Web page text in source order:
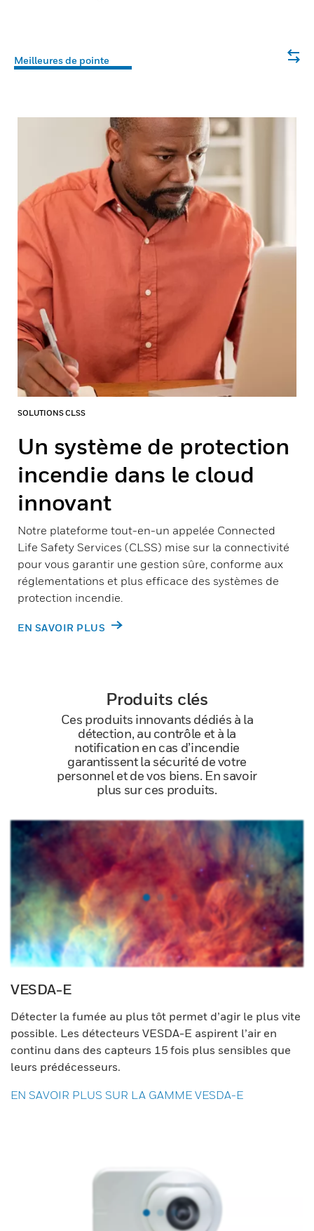
Meilleures de pointe
SOLUTIONS CLSS
Un système de protection
incendie dans le cloud
innovant
Notre plateforme tout-en-un appelée Connected
Life Safety Services (CLSS) mise sur la connectivité
pour vous garantir une gestion sûre, conforme aux
réglementations et plus efficace des systèmes de
protection incendie.
EN SAVOIR PLUS
Produits clés
Ces produits innovants dédiés à la
détection, au contrôle et à la
notification en cas d’incendie
garantissent la sécurité de votre
personnel et de vos biens. En savoir
plus sur ces produits.
VESDA-E
Détecter la fumée au plus tôt permet d’agir le plus vite
possible. Les détecteurs VESDA-E aspirent l’air en
continu dans des capteurs 15 fois plus sensibles que
leurs prédécesseurs.
EN SAVOIR PLUS SUR LA GAMME VESDA-E